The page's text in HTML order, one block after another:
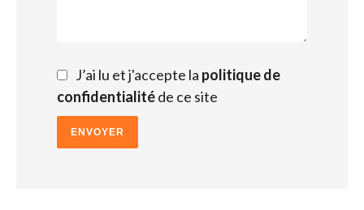
J’ai lu et j'accepte la politique de
confidentialitéde ce site
ENVOYER